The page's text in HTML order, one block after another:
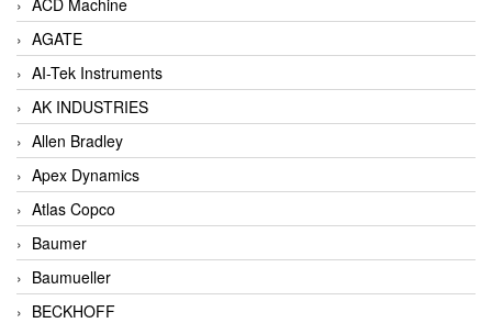
AGATE
AI-Tek Instruments
AK INDUSTRIES
Allen Bradley
Apex Dynamics
Atlas Copco
Baumer
Baumueller
BECKHOFF